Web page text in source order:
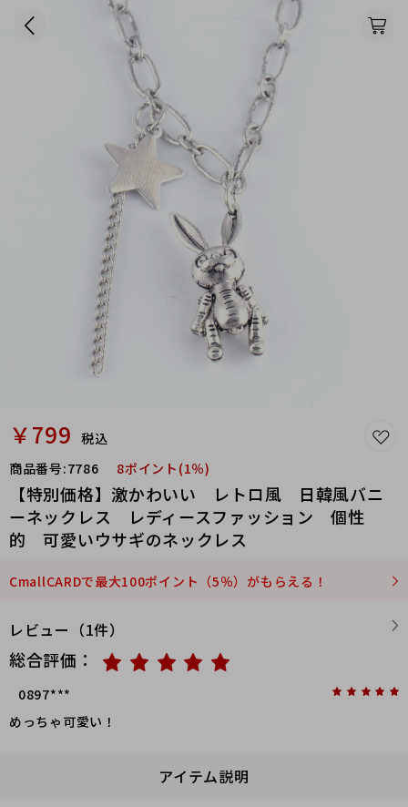
￥799 税込
商品番号:7786 8ポイント(1％)
【特別価格】激かわいい レトロ風 日韓風バニ
ーネックレス レディースファッション 個性
的 可愛いウサギのネックレス
CmallCARDで最大100ポイント（5％）がもらえる！
レビュー（1件）
総合評価：
0897***
めっちゃ可愛い！
アイテム説明